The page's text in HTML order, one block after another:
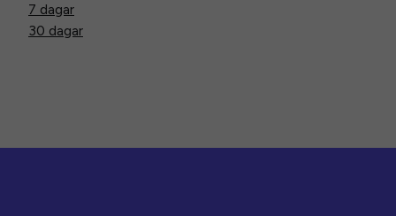
7 dagar
30 dagar